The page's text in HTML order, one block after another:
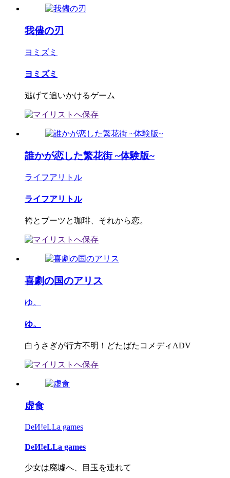
我儘の刃
ヨミズミ
ヨミズミ
逃げて追いかけるゲーム
誰かが恋した繁花街 ~体験版~
ライフアリトル
ライフアリトル
袴とブーツと珈琲、それから恋。
喜劇の国のアリス
ゆ。
ゆ。
白うさぎが行方不明！どたばたコメディADV
虚食
DeИ!eLLa games
DeИ!eLLa games
少女は廃墟へ、目玉を連れて